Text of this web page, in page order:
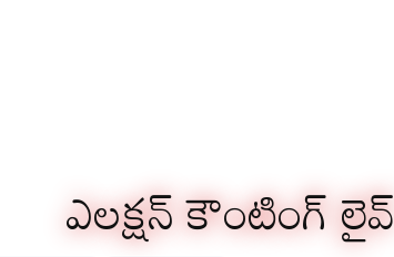
ఎలక్షన్ కౌంటింగ్ లైవ్